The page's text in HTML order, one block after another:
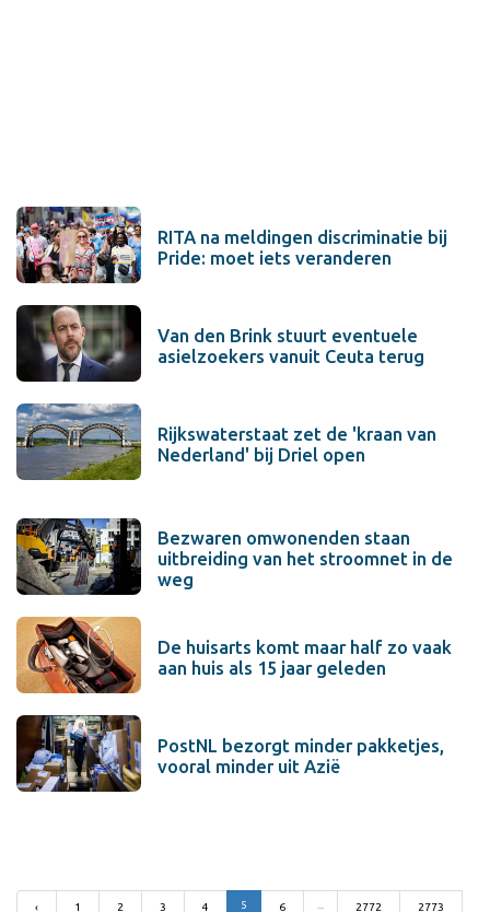
RITA na meldingen discriminatie bij
Pride: moet iets veranderen
Van den Brink stuurt eventuele
asielzoekers vanuit Ceuta terug
Rijkswaterstaat zet de 'kraan van
Nederland' bij Driel open
Bezwaren omwonenden staan
uitbreiding van het stroomnet in de
weg
De huisarts komt maar half zo vaak
aan huis als 15 jaar geleden
PostNL bezorgt minder pakketjes,
vooral minder uit Azië
‹ 1 2 3 4 5 6 2772 2773